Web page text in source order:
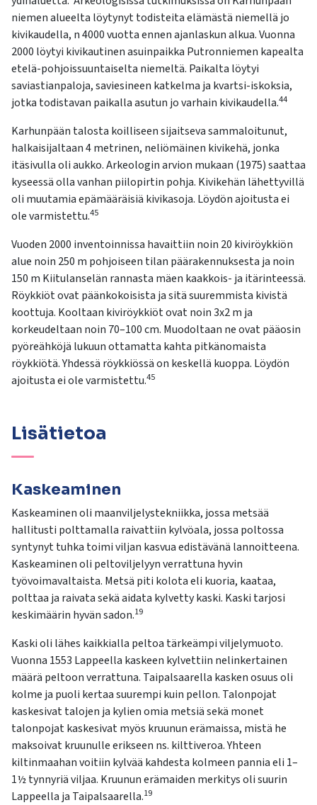
niemen alueelta löytynyt todisteita elämästä niemellä jo
kivikaudella, n 4000 vuotta ennen ajanlaskun alkua. Vuonna
2000 löytyi kivikautinen asuinpaikka Putronniemen kapealta
etelä-pohjoissuuntaiselta niemeltä. Paikalta löytyi
saviastianpaloja, saviesineen katkelma ja kvartsi-iskoksia,
jotka todistavan paikalla asutun jo varhain kivikaudella.44
Karhunpään talosta koilliseen sijaitseva sammaloitunut,
halkaisijaltaan 4 metrinen, neliömäinen kivikehä, jonka
itäsivulla oli aukko. Arkeologin arvion mukaan (1975) saattaa
kyseessä olla vanhan piilopirtin pohja. Kivikehän lähettyvillä
oli muutamia epämääräisiä kivikasoja. Löydön ajoitusta ei
ole varmistettu.45
Vuoden 2000 inventoinnissa havaittiin noin 20 kiviröykkiön
alue noin 250 m pohjoiseen tilan päärakennuksesta ja noin
150 m Kiitulanselän rannasta mäen kaakkois- ja itärinteessä.
Röykkiöt ovat päänkokoisista ja sitä suuremmista kivistä
koottuja. Kooltaan kiviröykkiöt ovat noin 3x2 m ja
korkeudeltaan noin 70–100 cm. Muodoltaan ne ovat pääosin
pyöreähköjä lukuun ottamatta kahta pitkänomaista
röykkiötä. Yhdessä röykkiössä on keskellä kuoppa. Löydön
ajoitusta ei ole varmistettu.45
Lisätietoa
Kaskeaminen
Kaskeaminen oli maanviljelystekniikka, jossa metsää
hallitusti polttamalla raivattiin kylvöala, jossa poltossa
syntynyt tuhka toimi viljan kasvua edistävänä lannoitteena.
Kaskeaminen oli peltoviljelyyn verrattuna hyvin
työvoimavaltaista. Metsä piti kolota eli kuoria, kaataa,
polttaa ja raivata sekäaidata kylvetty kaski. Kaski tarjosi
keskimäärin hyvän sadon.19
Kaski oli lähes kaikkialla peltoa tärkeämpi viljelymuoto.
Vuonna 1553 Lappeella kaskeen kylvettiin nelinkertainen
määrä peltoon verrattuna. Taipalsaarella kasken osuus oli
kolme ja puoli kertaa suurempi kuin pellon. Talonpojat
kaskesivat talojen ja kylien omia metsiä sekä monet
talonpojat kaskesivat myös kruunun erämaissa, mistä he
maksoivat kruunulle erikseen ns. kilttiveroa. Yhteen
kiltinmaahan voitiin kylvää kahdesta kolmeen pannia eli 1–
1½ tynnyriä viljaa. Kruunun erämaiden merkitys oli suurin
Lappeella ja Taipalsaarella.19